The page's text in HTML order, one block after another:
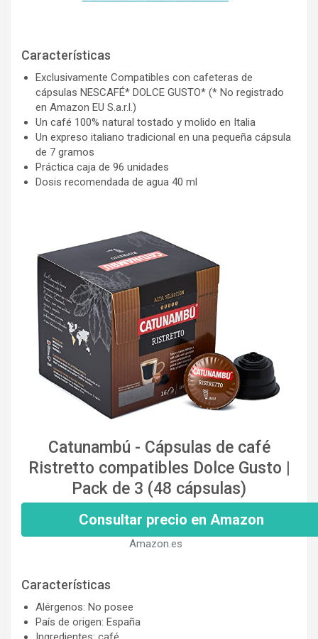
Características
Exclusivamente Compatibles con cafeteras de
cápsulas NESCAFÉ* DOLCE GUSTO* (* No registrado
en Amazon EU S.a.r.l.)
Un café 100% natural tostado y molido en Italia
Un expreso italiano tradicional en una pequeña cápsula
de 7 gramos
Práctica caja de 96 unidades
Dosis recomendada de agua 40 ml
Catunambú - Cápsulas de café
Ristretto compatibles Dolce Gusto |
Pack de 3 (48 cápsulas)
Consultar precio en Amazon
Amazon.es
Características
Alérgenos: No posee
País de origen: España